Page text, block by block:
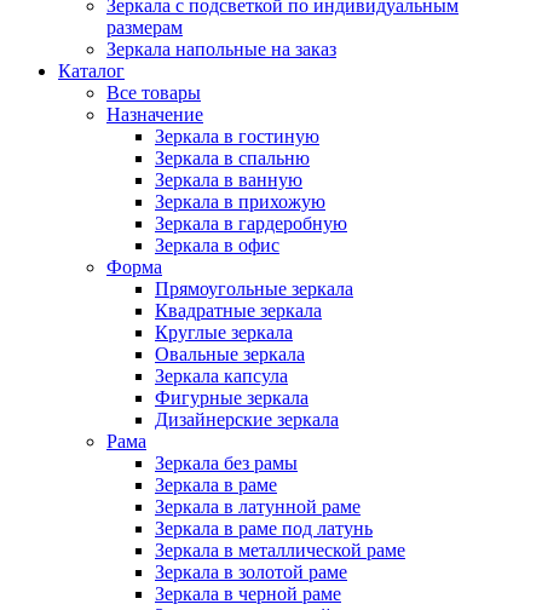
Зеркала с подсветкой по индивидуальным
размерам
Зеркала напольные на заказ
Каталог
Все товары
Назначение
Зеркала в гостиную
Зеркала в спальню
Зеркала в ванную
Зеркала в прихожую
Зеркала в гардеробную
Зеркала в офис
Форма
Прямоугольные зеркала
Квадратные зеркала
Круглые зеркала
Овальные зеркала
Зеркала капсула
Фигурные зеркала
Дизайнерские зеркала
Рама
Зеркала без рамы
Зеркала в раме
Зеркала в латунной раме
Зеркала в раме под латунь
Зеркала в металлической раме
Зеркала в золотой раме
Зеркала в черной раме